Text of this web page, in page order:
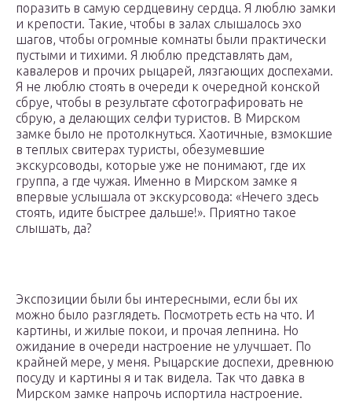
поразить в самую сердцевину сердца. Я люблю замки
и крепости. Такие, чтобы в залах слышалось эхо
шагов, чтобы огромные комнаты были практически
пустыми и тихими. Я люблю представлять дам,
кавалеров и прочих рыцарей, лязгающих доспехами.
Я не люблю стоять в очереди к очередной конской
сбруе, чтобы в результате сфотографировать не
сбрую, а делающих селфи туристов. В Мирском
замке было не протолкнуться. Хаотичные, взмокшие
в теплых свитерах туристы, обезумевшие
экскурсоводы, которые уже не понимают, где их
группа, а где чужая. Именно в Мирском замке я
впервые услышала от экскурсовода: «Нечего здесь
стоять, идите быстрее дальше!». Приятно такое
слышать, да?
Экспозиции были бы интересными, если бы их
можно было разглядеть. Посмотреть есть на что. И
картины, и жилые покои, и прочая лепнина. Но
ожидание в очереди настроение не улучшает. По
крайней мере, у меня. Рыцарские доспехи, древнюю
посуду и картины я и так видела. Так что давка в
Мирском замке напрочь испортила настроение.